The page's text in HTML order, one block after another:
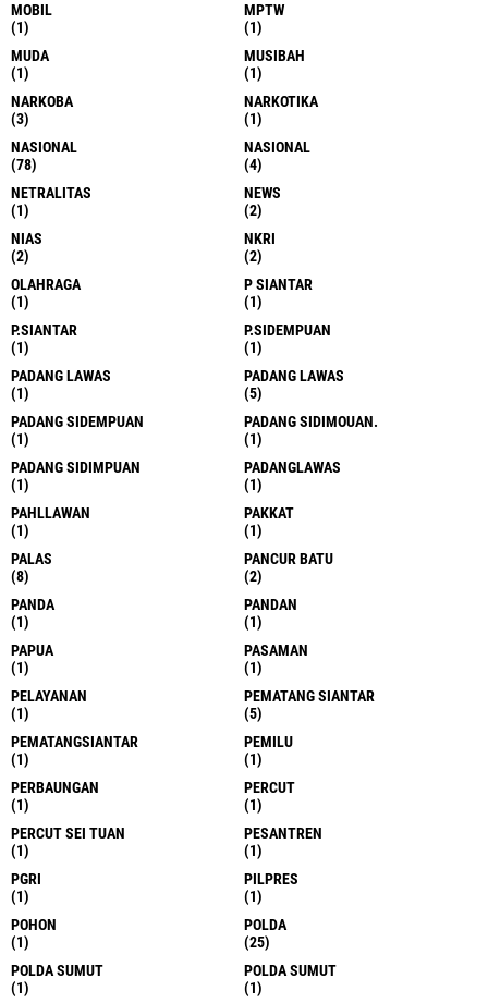
MOBIL
(1)
MPTW
(1)
MUDA
(1)
MUSIBAH
(1)
NARKOBA
(3)
NARKOTIKA
(1)
NASIONAL
(78)
NASIONAL
(4)
NETRALITAS
(1)
NEWS
(2)
NIAS
(2)
NKRI
(2)
OLAHRAGA
(1)
P SIANTAR
(1)
P.SIANTAR
(1)
P.SIDEMPUAN
(1)
PADANG LAWAS
(1)
PADANG LAWAS
(5)
PADANG SIDEMPUAN
(1)
PADANG SIDIMOUAN.
(1)
PADANG SIDIMPUAN
(1)
PADANGLAWAS
(1)
PAHLLAWAN
(1)
PAKKAT
(1)
PALAS
(8)
PANCUR BATU
(2)
PANDA
(1)
PANDAN
(1)
PAPUA
(1)
PASAMAN
(1)
PELAYANAN
(1)
PEMATANG SIANTAR
(5)
PEMATANGSIANTAR
(1)
PEMILU
(1)
PERBAUNGAN
(1)
PERCUT
(1)
PERCUT SEI TUAN
(1)
PESANTREN
(1)
PGRI
(1)
PILPRES
(1)
POHON
(1)
POLDA
(25)
POLDA SUMUT
(1)
POLDA SUMUT
(1)